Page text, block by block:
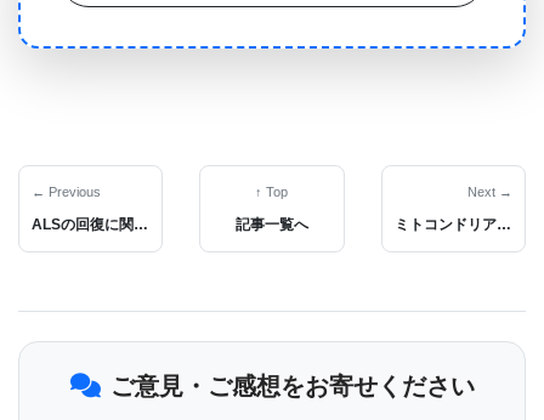
ミルクウィードが都市部でもオオカバマダラを支援
ダラは見つけることができることが分かりました」
トであり、研究の筆頭著者であるカレン・クリンガ
ー（Karen Klinger）は述べています。「ミルクウィ
← Previous
ALSの回復に関与する遺伝的要因を特定：新たな治療法開発に向けた第一歩
↑ Top
記事一覧へ
Next →
ミトコンドリア損傷と代謝制御：PDK4酵素の役割
ご意見・ご感想をお寄せください